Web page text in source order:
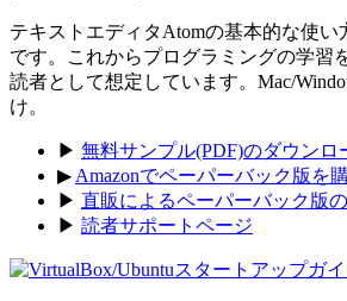
テキストエディタAtomの基本的な使い
です。これからプログラミングの学習
読者として想定しています。Mac/
け。
▶ 無料サンプル(PDF)のダウンロ
▶ Amazonでペーパーバック版を
▶ 直販によるペーパーバック版
▶ 読者サポートページ